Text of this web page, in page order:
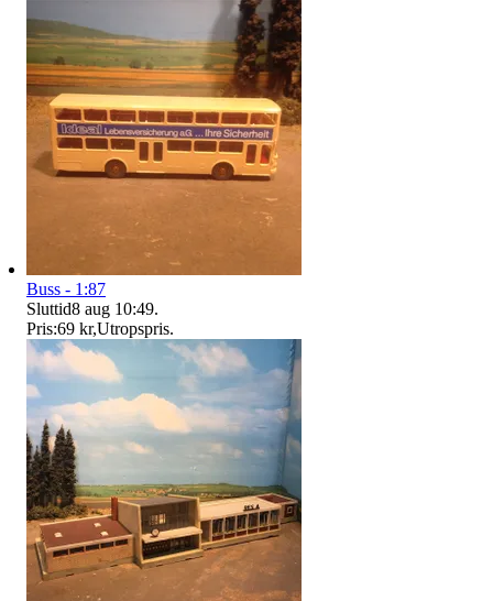
Buss - 1:87
Sluttid8 aug 10:49.
Pris:69 kr,Utropspris.